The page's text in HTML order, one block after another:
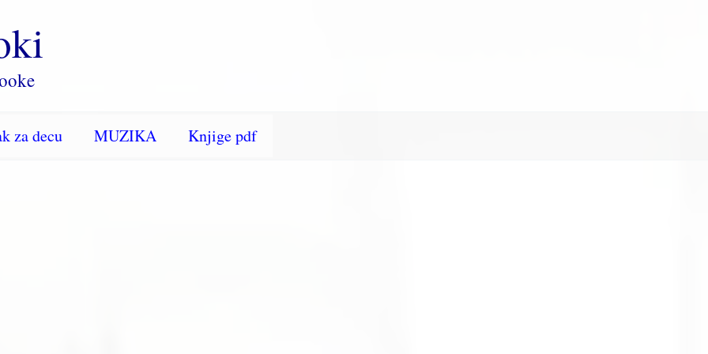
za decu MUZIKA Knjige pdf